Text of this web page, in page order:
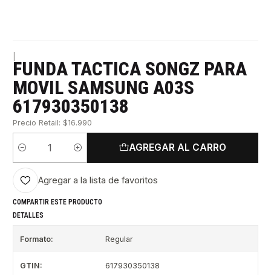
FUNDA TACTICA SONGZ PARA
MOVIL SAMSUNG A03S
617930350138
Precio Retail: $16.990
Cantidad
AGREGAR AL CARRO
Agregar a la lista de favoritos
COMPARTIR ESTE PRODUCTO
DETALLES
Formato: Regular
GTIN: 617930350138